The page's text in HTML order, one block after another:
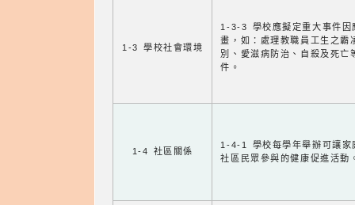
1-3 學校社會環境
1-3-3 學校應擬定重大事件因
畫，如：處理教職員工生之霸
別、愛滋病防治、自殺及死亡
件。
1-4 社區關係
1-4-1 學校每學年舉辦可讓家
社區民眾參與的健康促進活動